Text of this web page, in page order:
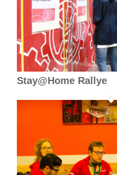
Stay@Home Rallye